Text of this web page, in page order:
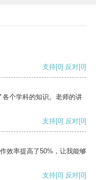
支持[0] 反对[0]
个学科的知识。老师的讲
支持[0] 反对[0]
效率提高了50%，让我能够
支持[0] 反对[0]